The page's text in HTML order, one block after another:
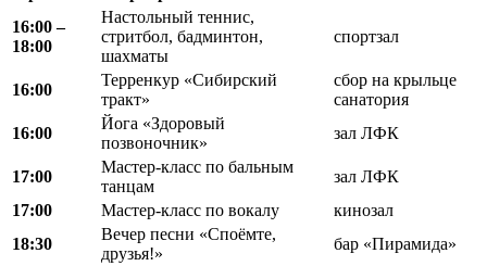
16:00 –
18:00
Настольный теннис,
стритбол, бадминтон,
шахматы
спортзал
16:00
Терренкур «Сибирский
тракт»
сбор на крыльце
санатория
16:00
Йога «Здоровый
позвоночник»
зал ЛФК
17:00
Мастер-класс по бальным
танцам
зал ЛФК
17:00
Мастер-класс по вокалу
кинозал
18:30
Вечер песни «Споёмте,
друзья!»
бар «Пирамида»